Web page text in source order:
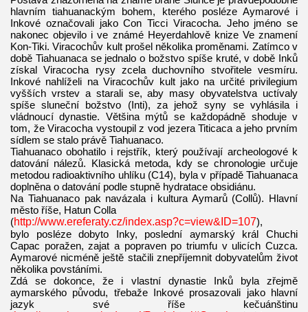
hlavním tiahuanackým bohem, kterého posléze Aymarové i
Inkové označovali jako Con Ticci Viracocha. Jeho jméno se
nakonec objevilo i ve známé Heyerdahlově knize Ve znamení
Kon-Tiki. Viracochův kult prošel několika proměnami. Zatímco v
době Tiahuanaca se jednalo o božstvo spíše kruté, v době Inků
získal Viracocha rysy zcela duchovního stvořitele vesmíru.
Inkové nahlíželi na Viracochův kult jako na určité privilegium
vyšších vrstev a starali se, aby masy obyvatelstva uctívaly
spíše sluneční božstvo (Inti), za jehož syny se vyhlásila i
vládnoucí dynastie. Většina mýtů se každopádně shoduje v
tom, že Viracocha vystoupil z vod jezera Titicaca a jeho prvním
sídlem se stalo právě Tiahuanaco.
Tiahuanaco obohatilo i rejstřík, který používají archeologové k
datování nálezů. Klasická metoda, kdy se chronologie určuje
metodou radioaktivního uhlíku (C14), byla v případě Tiahuanaca
doplněna o datování podle stupně hydratace obsidiánu.
Na Tiahuanaco pak navázala i kultura Aymarů (Collů). Hlavní
město říše, Hatun Colla
(http://www.ereferaty.cz/index.asp?c=view&ID=107),
bylo posléze dobyto Inky, poslední aymarský král Chuchi
Capac poražen, zajat a popraven po triumfu v ulicích Cuzca.
Aymarové nicméně ještě stačili znepříjemnit dobyvatelům život
několika povstáními.
Zdá se dokonce, že i vlastní dynastie Inků byla zřejmě
aymarského původu, třebaže Inkové prosazovali jako hlavní
jazyk své říše kečuánštinu